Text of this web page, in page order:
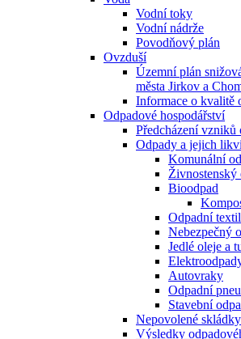
Vodní toky
Vodní nádrže
Povodňový plán
Ovzduší
Územní plán
města Jirkov a
Informace o kvalitě
Odpadové hospodářství
Předcházení vzniků
Odpady a jejich
Komunální
Živnostenský
Bioodpad
Odpadní textil
Nebezpečný
Jedlé oleje a
Autovraky
Odpadní
Stavební
Nepovolené skládky
Výsledky